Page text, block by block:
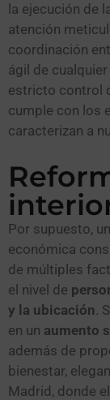
la ejecución de
atención
coordinación
ágil de
estricto control
cumple con los
caracterizan a
Por supuesto,
económica
de múltiples
el nivel de
y la ubicación.
en un aumento
además de
bienestar,
Madrid, donde